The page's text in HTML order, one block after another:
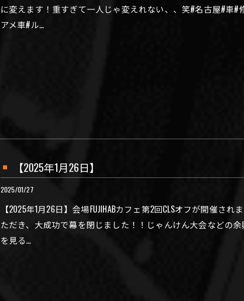
に変えます！重すぎて一人じゃ変えれない、、笑#名古屋#車
アメ車#ル…
【2025年1月26日】
2025/01/27
【2025年1月26日】会場FUJIHABカフェ第2回CLSオフが開催さ
ただき、大成功で幕を閉じました！！じゃんけん大会などの
を見る…